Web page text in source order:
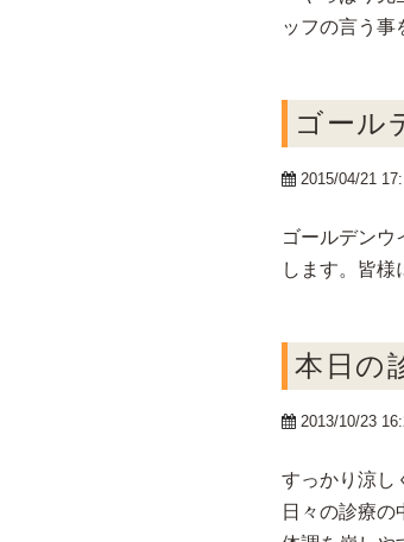
ッフの言う事
ゴール
2015/04/21
ゴールデンウ
します。皆様
本日の
2013/10/23
すっかり涼し
日々の診療の